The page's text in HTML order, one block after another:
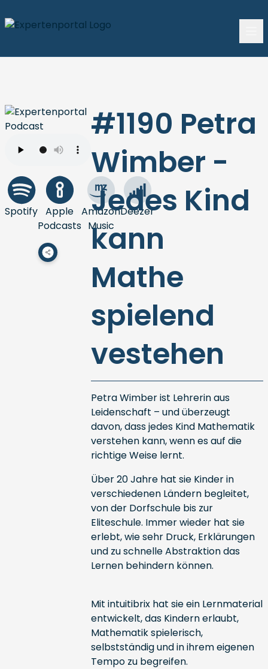
Spotify Apple
Podcasts
Amazon
Music
Deezer
#1190 Petra
Wimber -
Jedes Kind
kann
Mathe
spielend
vestehen
Petra Wimber ist Lehrerin aus
Leidenschaft – und überzeugt
davon, dass jedes Kind Mathematik
verstehen kann, wenn es auf die
richtige Weise lernt.
Über 20 Jahre hat sie Kinder in
verschiedenen Ländern begleitet,
von der Dorfschule bis zur
Eliteschule. Immer wieder hat sie
erlebt, wie sehr Druck, Erklärungen
und zu schnelle Abstraktion das
Lernen behindern können.
Mit intuitibrix hat sie ein Lernmaterial
entwickelt, das Kindern erlaubt,
Mathematik spielerisch,
selbstständig und in ihrem eigenen
Tempo zu begreifen.